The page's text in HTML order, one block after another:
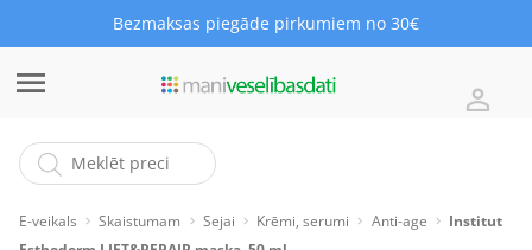
Bezmaksas piegāde pirkumiem no 30€
E-veikals Skaistumam Sejai Krēmi, serumi Anti-age
Institut